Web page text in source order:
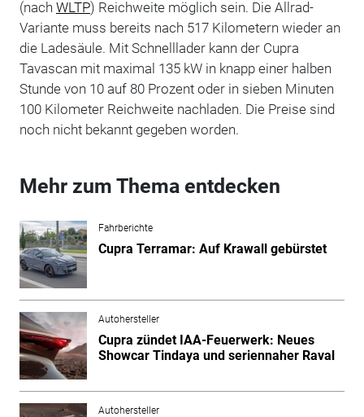
(nach WLTP) Reichweite möglich sein. Die Allrad-
Variante muss bereits nach 517 Kilometern wieder an
die Ladesäule. Mit Schnelllader kann der Cupra
Tavascan mit maximal 135 kW in knapp einer halben
Stunde von 10 auf 80 Prozent oder in sieben Minuten
100 Kilometer Reichweite nachladen. Die Preise sind
noch nicht bekannt gegeben worden.
Mehr zum Thema entdecken
Fahrberichte
Cupra Terramar: Auf Krawall gebürstet
Autohersteller
Cupra zündet IAA-Feuerwerk: Neues
Showcar Tindaya und seriennaher Raval
Autohersteller